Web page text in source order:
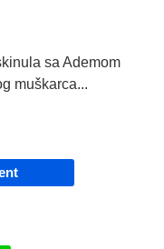
sa Ademom
muškarca...